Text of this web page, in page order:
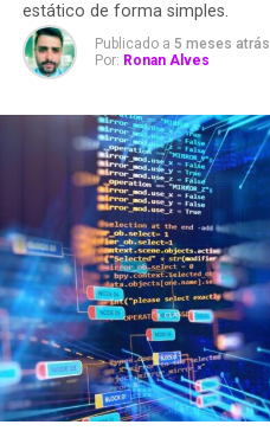
estático de forma simples.
Publicado a 5 meses atrás
Por: Ronan Alves